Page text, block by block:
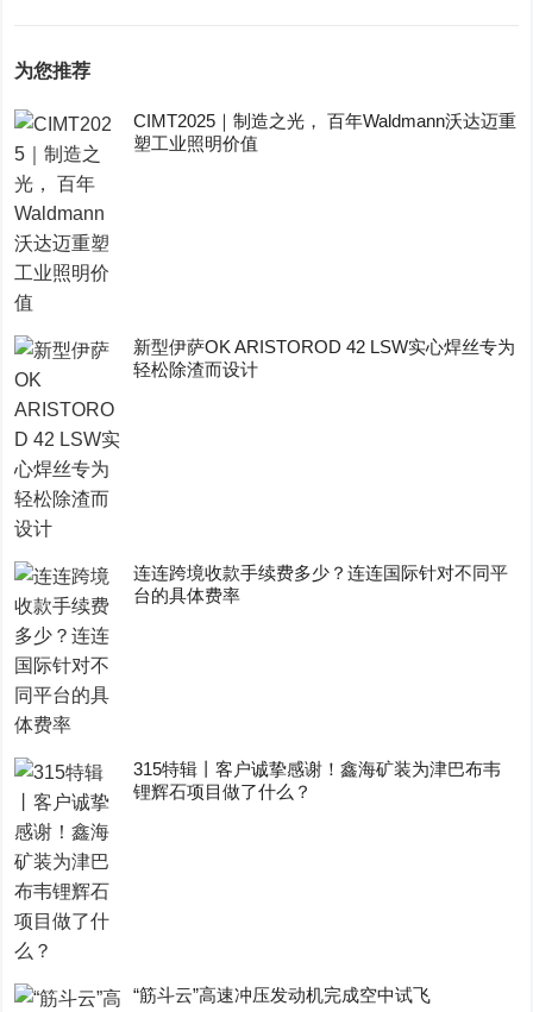
为您推荐
CIMT2025｜制造之光， 百年Waldmann沃达迈重
塑工业照明价值
新型伊萨OK ARISTOROD 42 LSW实心焊丝专为
轻松除渣而设计
连连跨境收款手续费多少？连连国际针对不同平
台的具体费率
315特辑丨客户诚挚感谢！鑫海矿装为津巴布韦
锂辉石项目做了什么？
“筋斗云”高速冲压发动机完成空中试飞